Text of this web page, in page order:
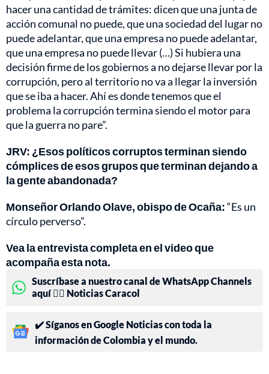
hacer una cantidad de trámites: dicen que una junta de
acción comunal no puede, que una sociedad del lugar no
puede adelantar, que una empresa no puede adelantar,
que una empresa no puede llevar (…) Si hubiera una
decisión firme de los gobiernos a no dejarse llevar por la
corrupción, pero al territorio no va a llegar la inversión
que se iba a hacer. Ahí es donde tenemos que el
problema la corrupción termina siendo el motor para
que la guerra no pare”.
JRV: ¿Esos políticos corruptos terminan siendo
cómplices de esos grupos que terminan dejando a
la gente abandonada?
Monseñor Orlando Olave, obispo de Ocaña:“Es un
círculo perverso”.
Vea la entrevista completa en el video que
acompaña esta nota.
Suscríbase a nuestro canal de WhatsApp Channels
aquí 👉🏻 Noticias Caracol
✔️ Síganos en Google Noticias con toda la
información de Colombia y el mundo.